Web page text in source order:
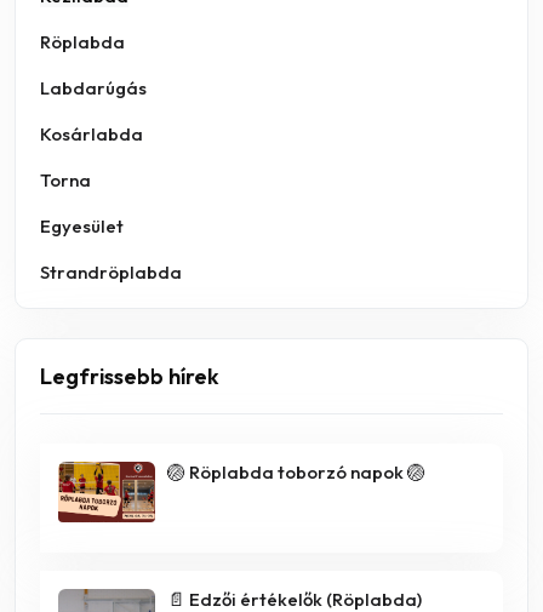
Röplabda
Labdarúgás
Kosárlabda
Torna
Egyesület
Strandröplabda
Legfrissebb hírek
🏐 Röplabda toborzó napok 🏐
📄 Edzői értékelők (Röplabda)